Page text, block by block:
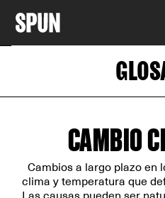
CAMBIO
Cambios a largo plazo en
clima y temperatura que